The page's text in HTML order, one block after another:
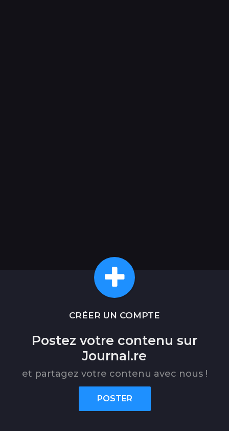
CRÉER UN COMPTE
Postez votre contenu sur
Journal.re
et partagez votre contenu avec nous !
POSTER